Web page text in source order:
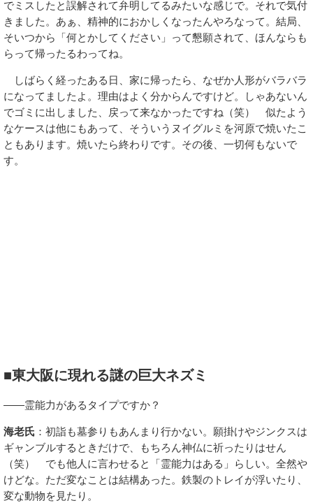
でミスしたと誤解されて弁明してるみたいな感じで。それで気付
きました。あぁ、精神的におかしくなったんやろなって。結局、
そいつから「何とかしてください」って懇願されて、ほんならも
らって帰ったるわってね。
しばらく経ったある日、家に帰ったら、なぜか人形がバラバラ
になってましたよ。理由はよく分からんですけど。しゃあないん
でゴミに出しました、戻って来なかったですね（笑） 似たよう
なケースは他にもあって、そういうヌイグルミを河原で焼いたこ
ともあります。焼いたら終わりです。その後、一切何もないで
す。
■東大阪に現れる謎の巨大ネズミ
――霊能力があるタイプですか？
海老氏 ：初詣も墓参りもあんまり行かない。願掛けやジンクスは
ギャンブルするときだけで、もちろん神仏に祈ったりはせん
（笑） でも他人に言わせると「霊能力はある」らしい。全然や
けどな。ただ変なことは結構あった。鉄製のトレイが浮いたり、
変な動物を見たり。